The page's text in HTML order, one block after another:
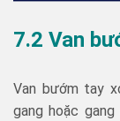
7.2 Van
Van bướm tay
gang hoặc